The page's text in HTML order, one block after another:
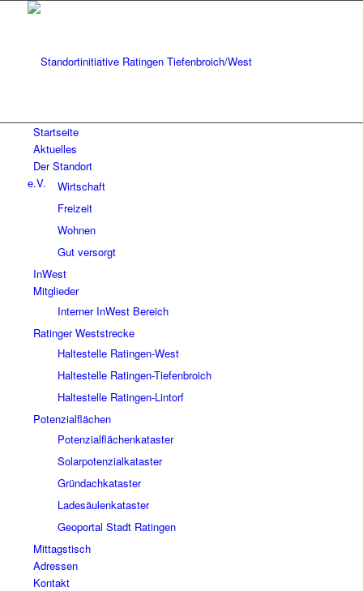
Startseite
Aktuelles
Der Standort
Wirtschaft
Freizeit
Wohnen
Gut versorgt
InWest
Mitglieder
Interner InWest Bereich
Ratinger Weststrecke
Haltestelle Ratingen-West
Haltestelle Ratingen-Tiefenbroich
Haltestelle Ratingen-Lintorf
Potenzialflächen
Potenzialflächenkataster
Solarpotenzialkataster
Gründachkataster
Ladesäulenkataster
Geoportal Stadt Ratingen
Mittagstisch
Adressen
Kontakt